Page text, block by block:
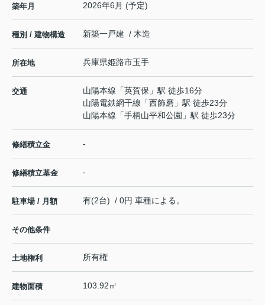
築年月 2026年6月 (予定)
種別 / 建物構造 新築一戸建 / 木造
所在地 兵庫県姫路市玉手
交通 山陽本線 「英賀保 」駅 徒歩16分
山陽電鉄網干線 「西飾磨 」駅 徒歩23分
山陽本線 「手柄山平和公園 」駅 徒歩23分
修繕積立金 -
修繕積立基金 -
駐車場 / 月額 有(2台) / 0円 車種による。
その他条件
土地権利 所有権
建物面積 103.92㎡